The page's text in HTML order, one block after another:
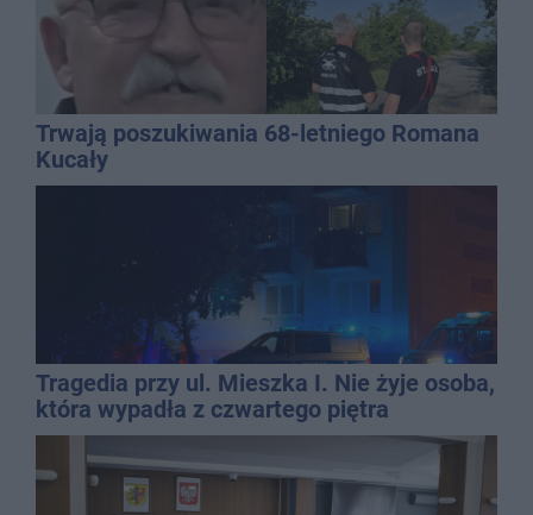
Trwają poszukiwania 68-letniego Romana
Kucały
Tragedia przy ul. Mieszka I. Nie żyje osoba,
która wypadła z czwartego piętra